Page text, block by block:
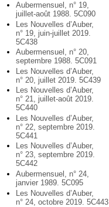
Aubermensuel, n° 19,
juillet-août 1988. 5C090
Les Nouvelles d’Auber,
n° 19, juin-juillet 2019.
5C438
Aubermensuel, n° 20,
septembre 1988. 5C091
Les Nouvelles d’Auber,
n° 20, juillet 2019. 5C439
Les Nouvelles d’Auber,
n° 21, juillet-août 2019.
5C440
Les Nouvelles d’Auber,
n° 22, septembre 2019.
5C441
Les Nouvelles d’Auber,
n° 23, septembre 2019.
5C442
Aubermensuel, n° 24,
janvier 1989. 5C095
Les Nouvelles d’Auber,
n° 24, octobre 2019. 5C443